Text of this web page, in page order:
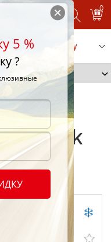
0
Заказать услугу
185/65 R14 90T
5 %
?